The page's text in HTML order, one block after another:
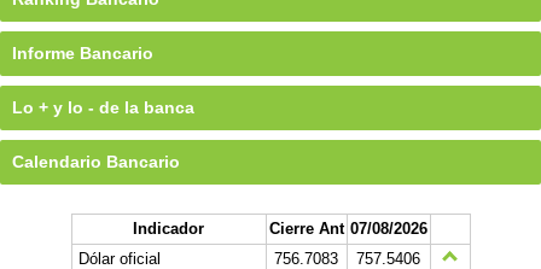
Informe Bancario
Lo + y lo - de la banca
Calendario Bancario
Indicador Cierre Ant 07/08/2026
Dólar oficial
756.7083
757.5406